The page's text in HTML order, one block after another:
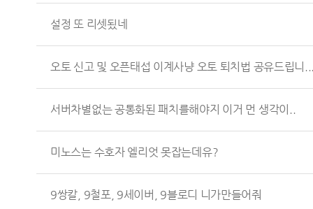
설정 또 리셋됬네
오토 신고 및 오픈태섭 이계사냥 오토 퇴치법 공유드립니...
서버차별없는 공통화된 패치를해야지 이거 먼 생각이..
미노스는 수호자 엘리엇 못잡는데유?
9쌍칼, 9철포, 9세이버, 9블로디 니가만들어줘